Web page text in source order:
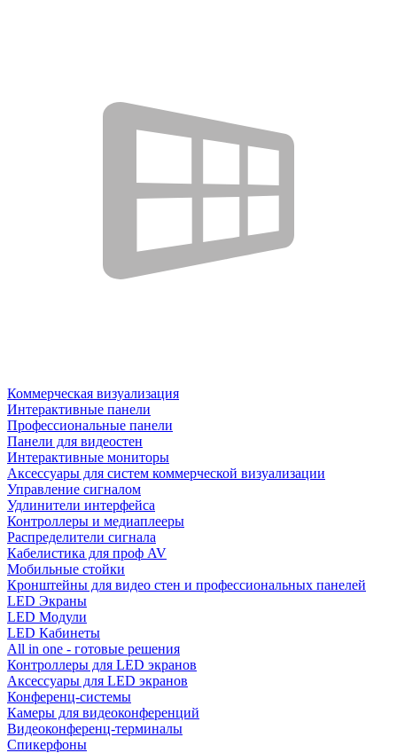
Коммерческая визуализация
Интерактивные панели
Профессиональные панели
Панели для видеостен
Интерактивные мониторы
Аксессуары для систем коммерческой визуализации
Управление сигналом
Удлинители интерфейса
Контроллеры и медиаплееры
Распределители сигнала
Кабелистика для проф AV
Мобильные стойки
Кронштейны для видео стен и профессиональных панелей
LED Экраны
LED Модули
LED Кабинеты
All in one - готовые решения
Контроллеры для LED экранов
Аксессуары для LED экранов
Конференц-системы
Камеры для видеоконференций
Видеоконференц-терминалы
Спикерфоны